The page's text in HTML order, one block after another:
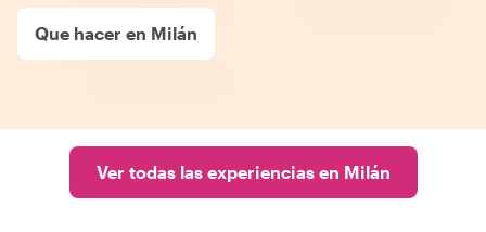
Que hacer en Milán
Ver todas las experiencias en Milán